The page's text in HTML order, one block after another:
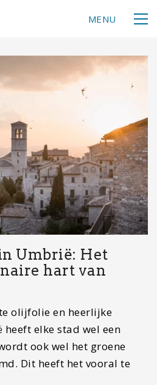
MENU
Umbrië: Het
hart van
olijfolie en heerlijke
elke stad wel een
ook wel het groene
Dit heeft het vooral te